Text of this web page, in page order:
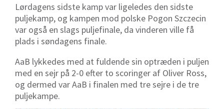
Lørdagens sidste kamp var ligeledes den sidste
puljekamp, og kampen mod polske Pogon Szczecin
var også en slags puljefinale, da vinderen ville få
plads i søndagens finale.
AaB lykkedes med at fuldende sin optræden i puljen
med en sejr på 2-0 efter to scoringer af Oliver Ross,
og dermed var AaB i finalen med tre sejre i de tre
puljekampe.